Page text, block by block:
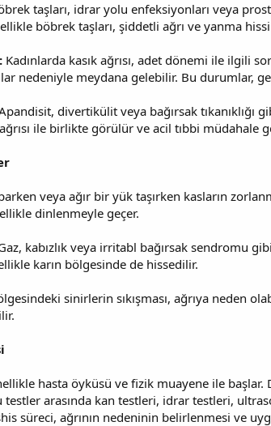
taşları, idrar yolu enfeksiyonları veya
böbrek taşları, şiddetli ağrı ve yanma
Kadınlarda kasık ağrısı, adet dönemi ile ilgili
nedeniyle meydana gelebilir. Bu durumlar,
divertikülit veya bağırsak tıkanıklığı
ile birlikte görülür ve acil tıbbi müdahale
veya ağır bir yük taşırken kasların
dinlenmeyle geçer.
kabızlık veya irritabl bağırsak sendromu
karın bölgesinde de hissedilir.
sinirlerin sıkışması, ağrıya neden
hasta öyküsü ve fizik muayene ile
testler arasında kan testleri, idrar testleri,
süreci, ağrının nedeninin belirlenmesi ve